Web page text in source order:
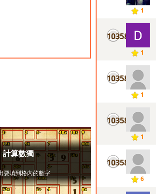
1
10358
1
10358
1
10358
1
10358
6